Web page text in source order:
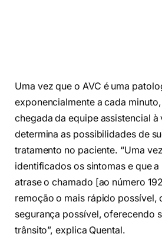
Uma vez que o AVC é uma
exponencialmente a cada
chegada da equipe assistencial à
determina as possibilidades de
tratamento no paciente. “Uma
identificados os sintomas e que
atrase o chamado [ao número
remoção o mais rápido possível,
segurança possível, oferecendo
trânsito”, explica Quental.